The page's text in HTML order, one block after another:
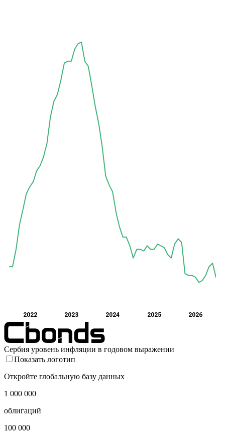
2022 2023 2024 2025 2026
Сербия уровень инфляции в годовом выражении
Показать логотип
Откройте глобальную базу данных
1 000 000
облигаций
100 000